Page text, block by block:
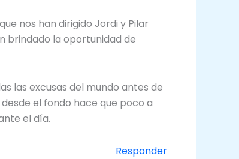
nos han dirigido Jordi y Pilar
brindado la oportunidad de
las excusas del mundo antes de
el fondo hace que poco a
el día.
Responder